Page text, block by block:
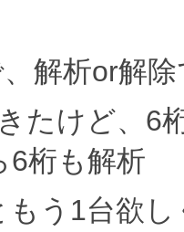
解析or解
たけど、6
6桁も解析
もう1台欲